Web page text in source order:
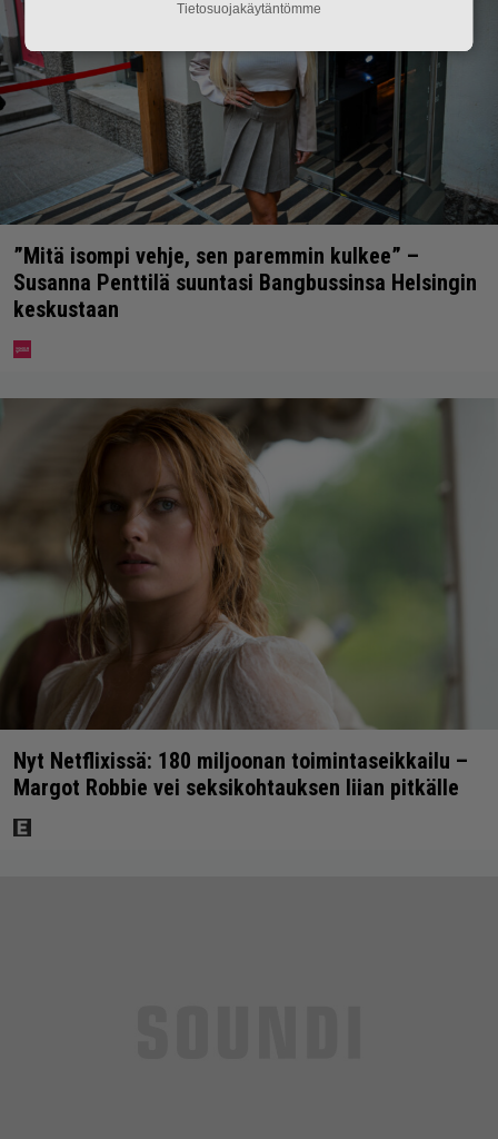
”Mitä isompi vehje, sen paremmin kulkee” –
Susanna Penttilä suuntasi Bangbussinsa Helsingin
keskustaan
Nyt Netflixissä: 180 miljoonan toimintaseikkailu –
Margot Robbie vei seksikohtauksen liian pitkälle
Tietosuojakäytäntömme